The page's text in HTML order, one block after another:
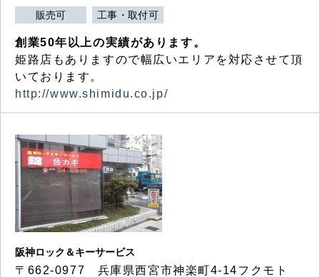
販売可 工事・取付可
創業50年以上の実績があります。
姫路店もありますので幅広いエリアを対応させて頂
いております。
http://www.shimidu.co.jp/
阪神ロック＆キーサービス
〒662-0977 兵庫県西宮市神楽町4-14フクモト